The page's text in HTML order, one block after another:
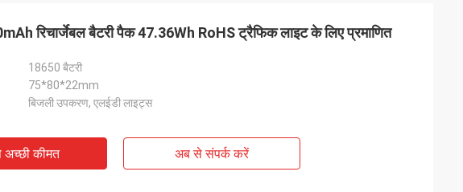
रिचार्जेबल बैटरी पैक 47.36Wh RoHS ट्रैफिक लाइट के लिए प्रमाणित
18650 बैटरी
75*80*22mm
बिजली उपकरण, एलईडी लाइट्स
कीमत अब से संपर्क करें